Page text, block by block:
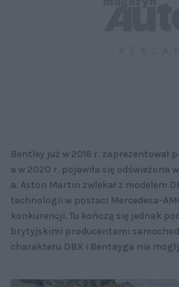
Bentley już w 2016 r. zaprezentował
a w 2020 r. pojawiła się odświeżona
a. Aston Martin zwlekał z modelem
technologii w postaci Mercedesa-
konkurencji. Tu kończą się jednak
brytyjskimi producentami
charakteru DBX i Bentayga nie